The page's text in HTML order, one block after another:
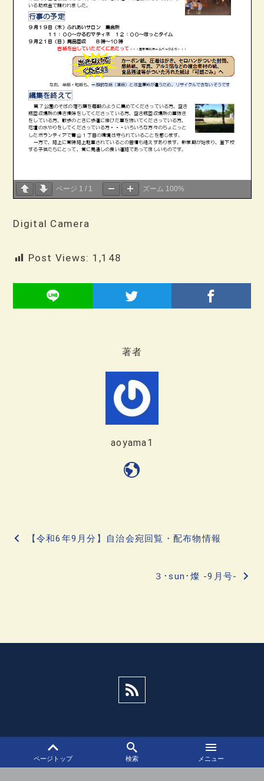
ページ 1 / 1 ズーム 100%
Digital Camera
Post Views: 1,148
著者
aoyama1
投
【令和6年9月分】自治会宛回覧・配布物情報
３･sun･燦 -9月号-
ページトップ 検索 メニュー